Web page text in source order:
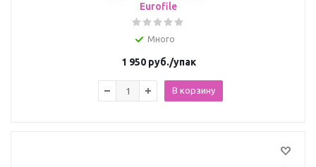
Eurofile
Много
1 950руб./упак
В корзину